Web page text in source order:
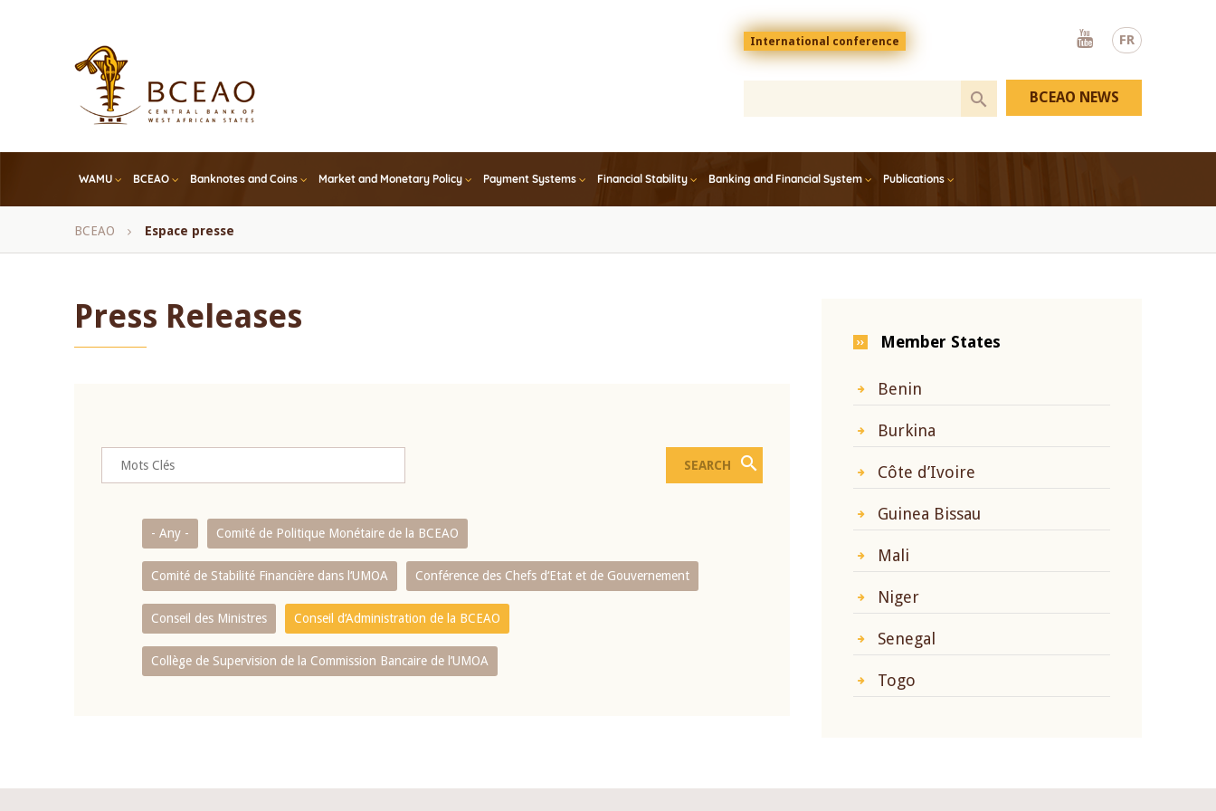
FR
Menu
top
En
International conference
Youtube
WAMU BCEAO Banknotes and Coins Market and Monetary Policy Payment Systems Financial Stability Banking and Financial System Publications
BCEAO NEWS
Breadcrumb
BCEAO Espace presse
Press Releases
- Any - Comité de Politique Monétaire de la BCEAO
Comité de Stabilité Financière dans l‘UMOA Conférence des Chefs d‘Etat et de Gouvernement
Conseil des Ministres Conseil d‘Administration de la BCEAO
Collège de Supervision de la Commission Bancaire de l’UMOA
Member States
Benin
Burkina
Côte d’Ivoire
Guinea Bissau
Mali
Niger
Senegal
Togo